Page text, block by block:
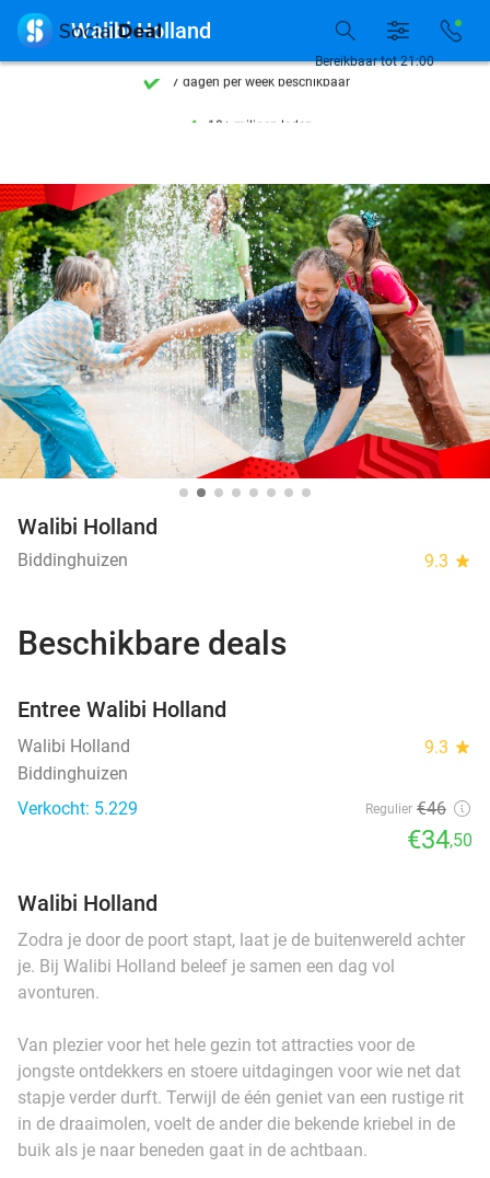
7 dagen per week beschikbaar
7 dagen per week beschikbaar
10+ miljoen leden
Bereikbaar tot 21:00
 Walibi Holland
Walibi Holland
Biddinghuizen 9.3 star
Beschikbare deals
Entree Walibi Holland
Walibi Holland 9.3 star
Biddinghuizen
Verkocht: 5.229
Regulier €46
€34,50
Walibi Holland
Zodra je door de poort stapt, laat je de buitenwereld achter
je. Bij Walibi Holland beleef je samen een dag vol
avonturen.
Van plezier voor het hele gezin tot attracties voor de
jongste ontdekkers en stoere uitdagingen voor wie net dat
stapje verder durft. Terwijl de één geniet van een rustige rit
in de draaimolen, voelt de ander die bekende kriebel in de
buik als je naar beneden gaat in de achtbaan.